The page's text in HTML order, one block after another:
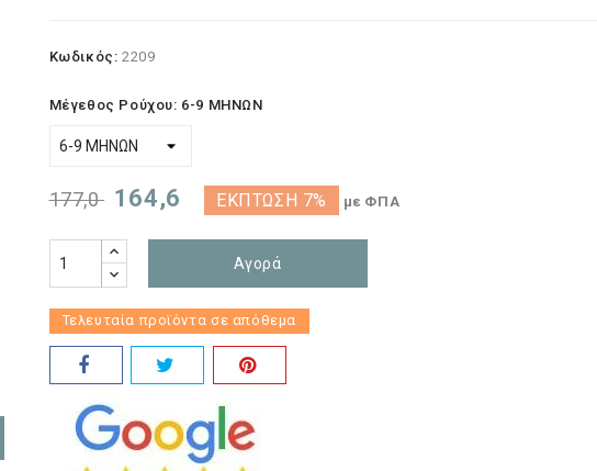
Κωδικός: 2209
Μέγεθος Ρούχου: 6-9 ΜΗΝΩΝ
177,0 164,6 ΈΚΠΤΩΣΗ 7% με ΦΠΑ
Αγορά
Τελευταία προϊόντα σε απόθεμα